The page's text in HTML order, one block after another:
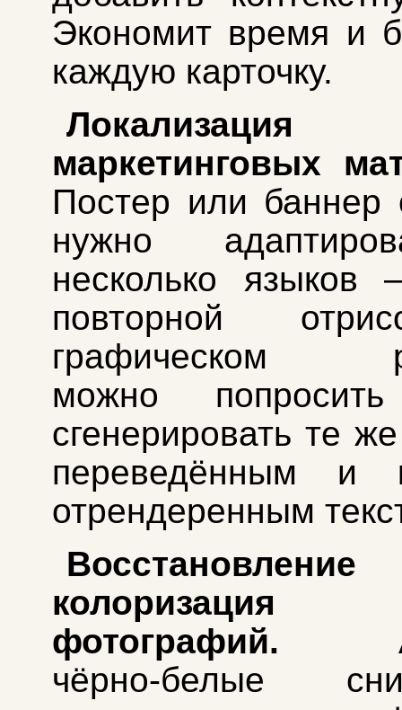
Экономит время и
каждую карточку.
Локализация
маркетинговых
Постер или баннер
нужно
несколько языков
повторной
графическом
можно
сгенерировать те
переведённым и
отрендеренным
колоризация
фотографий.
чёрно-белые